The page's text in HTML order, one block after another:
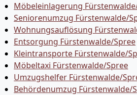
Möbeleinlagerung
Seniorenumzug Fürstenwalde/
Wohnungsauflösung
Entsorgung Fürstenwalde/Spree
Kleintransporte Fürstenwalde/
Möbeltaxi Fürstenwalde/Spree
Umzugshelfer Fürstenwalde/
Behördenumzug Fürstenwalde/